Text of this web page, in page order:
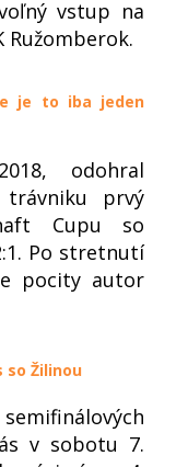
vstup na
Ružomberok.
je to iba jeden
odohral
trávniku prvý
Cupu so
Po stretnutí
pocity autor
so Žilinou
v sobotu 7.